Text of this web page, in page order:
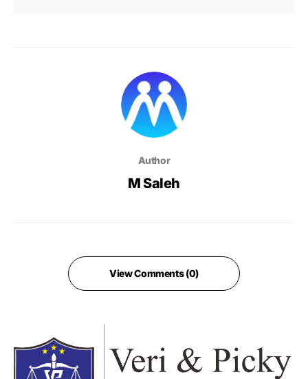
Author
M Saleh
View Comments (0)